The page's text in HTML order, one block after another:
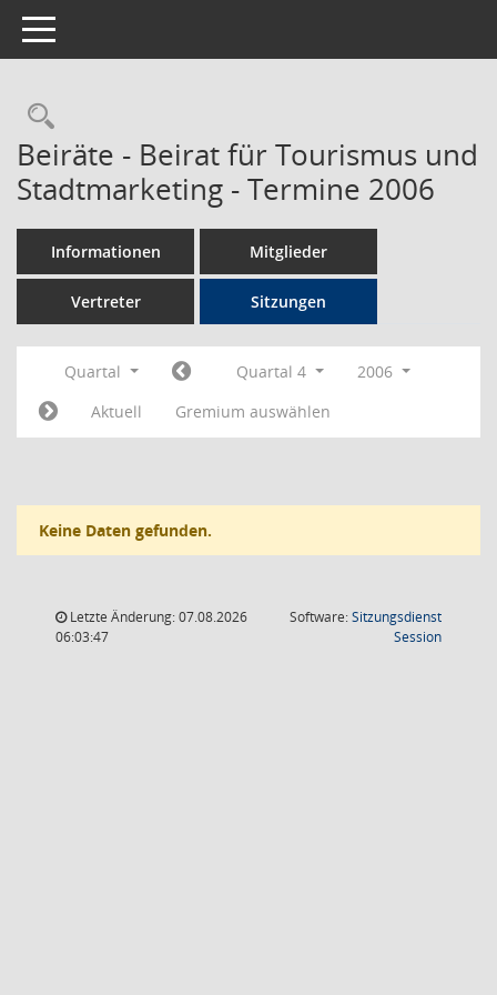
Toggle navigation
Rechercheauswahl
Beiräte - Beirat für Tourismus und
Stadtmarketing - Termine 2006
Informationen Mitglieder
Vertreter Sitzungen
Quartal Quartal 4
2006
Aktuell
Gremium auswählen
Keine Daten gefunden.
Letzte Änderung: 07.08.2026
06:03:47
Software:Sitzungsdienst
Session(Wird in